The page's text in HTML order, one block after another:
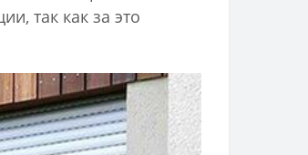
так как за это